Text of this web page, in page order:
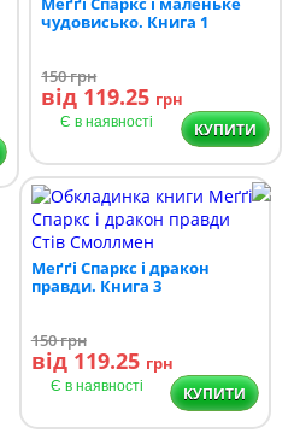
чудовисько. Книга 1
150грн
від 119.25 грн
Є в наявності КУПИТИ
Меґґі Спаркс і дракон
правди. Книга 3
150грн
від 119.25 грн
Є в наявності КУПИТИ